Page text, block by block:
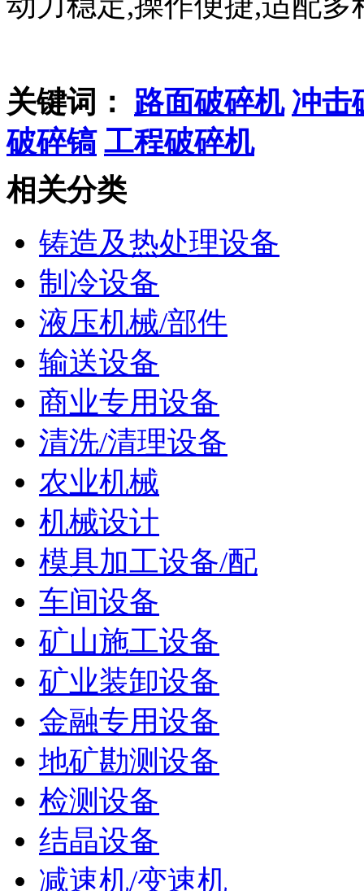
关键词： 路面破碎机 冲击
破碎镐 工程破碎机
相关分类
铸造及热处理设备
制冷设备
液压机械/部件
输送设备
商业专用设备
清洗/清理设备
农业机械
机械设计
模具加工设备/配
车间设备
矿山施工设备
矿业装卸设备
金融专用设备
地矿勘测设备
检测设备
结晶设备
减速机/变速机